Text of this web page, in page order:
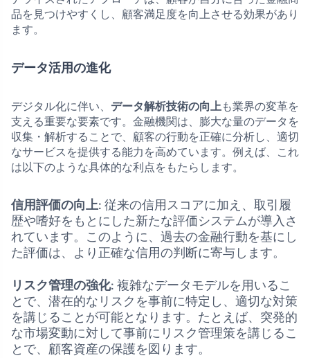
品を見つけやすくし、顧客満足度を向上させる効果があり
ます。
データ活用の進化
デジタル化に伴い、 データ解析技術の向上も業界の変革を
支える重要な要素です。金融機関は、膨大な量のデータを
収集・解析することで、顧客の行動を正確に分析し、適切
なサービスを提供する能力を高めています。例えば、これ
は以下のような具体的な利点をもたらします。
信用評価の向上: 従来の信用スコアに加え、取引履
歴や嗜好をもとにした新たな評価システムが導入さ
れています。このように、過去の金融行動を基にし
た評価は、より正確な信用の判断に寄与します。
リスク管理の強化: 複雑なデータモデルを用いるこ
とで、潜在的なリスクを事前に特定し、適切な対策
を講じることが可能となります。たとえば、突発的
な市場変動に対して事前にリスク管理策を講じるこ
とで、顧客資産の保護を図ります。